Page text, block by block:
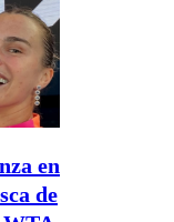
en
de